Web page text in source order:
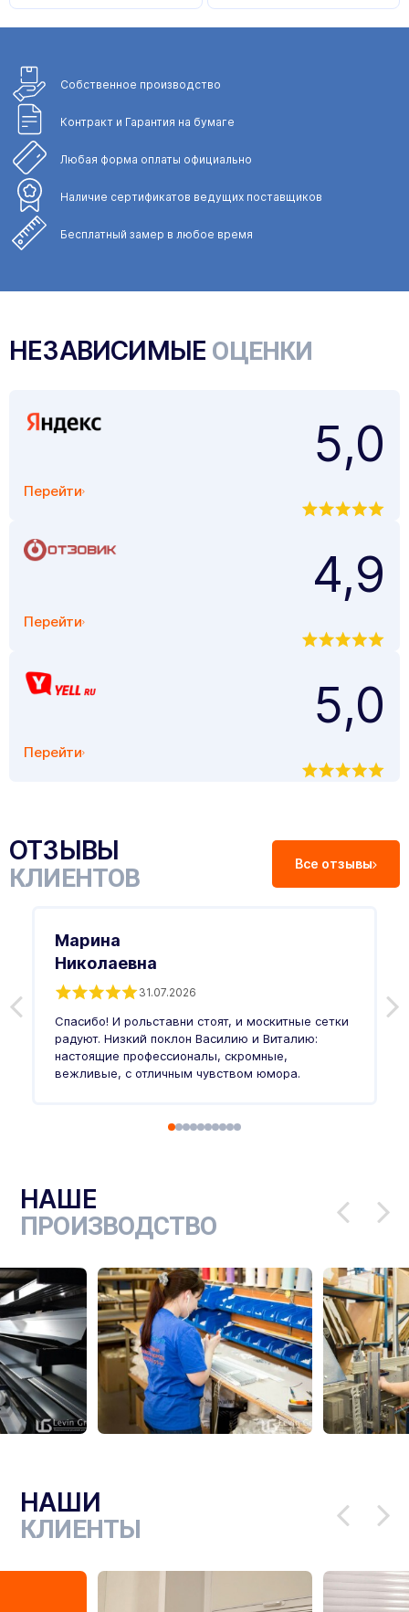
Собственное производство
Контракт и Гарантия на бумаге
Любая форма оплаты официально
Наличие сертификатов ведущих поставщиков
Бесплатный замер в любое время
НЕЗАВИСИМЫЕ ОЦЕНКИ
Перейти
5,0
Перейти
4,9
Перейти
5,0
ОТЗЫВЫ
КЛИЕНТОВ Все отзывы
Марина
Николаевна
31.07.2026
Спасибо! И рольставни стоят, и москитные сетки
радуют. Низкий поклон Василию и Виталию:
настоящие профессионалы, скромные,
вежливые, с отличным чувством юмора.
НАШЕ
ПРОИЗВОДСТВО
НАШИ
КЛИЕНТЫ